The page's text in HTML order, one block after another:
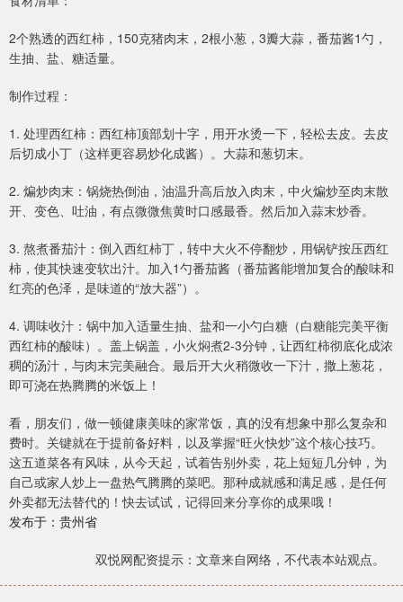
2个熟透的西红柿，150克猪肉末，2根小葱，3瓣大蒜，番茄酱1勺，
生抽、盐、糖适量。
制作过程：
1. 处理西红柿：西红柿顶部划十字，用开水烫一下，轻松去皮。去皮
后切成小丁（这样更容易炒化成酱）。大蒜和葱切末。
2. 煸炒肉末：锅烧热倒油，油温升高后放入肉末，中火煸炒至肉末散
开、变色、吐油，有点微微焦黄时口感最香。然后加入蒜末炒香。
3. 熬煮番茄汁：倒入西红柿丁，转中大火不停翻炒，用锅铲按压西红
柿，使其快速变软出汁。加入1勺番茄酱（番茄酱能增加复合的酸味和
红亮的色泽，是味道的“放大器”）。
4. 调味收汁：锅中加入适量生抽、盐和一小勺白糖（白糖能完美平衡
西红柿的酸味）。盖上锅盖，小火焖煮2-3分钟，让西红柿彻底化成浓
稠的汤汁，与肉末完美融合。最后开大火稍微收一下汁，撒上葱花，
即可浇在热腾腾的米饭上！
看，朋友们，做一顿健康美味的家常饭，真的没有想象中那么复杂和
费时。关键就在于提前备好料，以及掌握“旺火快炒”这个核心技巧。
这五道菜各有风味，从今天起，试着告别外卖，花上短短几分钟，为
自己或家人炒上一盘热气腾腾的菜吧。那种成就感和满足感，是任何
外卖都无法替代的！快去试试，记得回来分享你的成果哦！
发布于：贵州省
双悦网配资提示：文章来自网络，不代表本站观点。